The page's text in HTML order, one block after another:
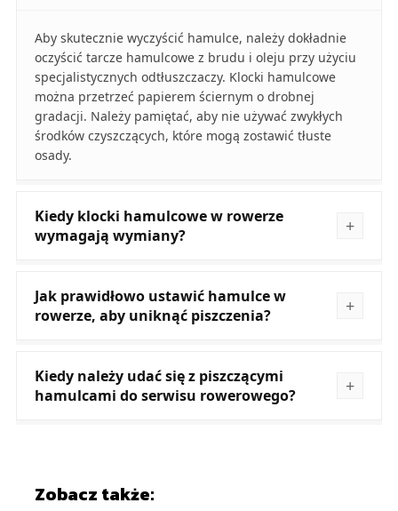
Aby skutecznie wyczyścić hamulce, należy dokładnie
oczyścić tarcze hamulcowe z brudu i oleju przy użyciu
specjalistycznych odtłuszczaczy. Klocki hamulcowe
można przetrzeć papierem ściernym o drobnej
gradacji. Należy pamiętać, aby nie używać zwykłych
środków czyszczących, które mogą zostawić tłuste
osady.
Kiedy klocki hamulcowe w rowerze
wymagają wymiany?
Jak prawidłowo ustawić hamulce w
rowerze, aby uniknąć piszczenia?
Kiedy należy udać się z piszczącymi
hamulcami do serwisu rowerowego?
Zobacz także: